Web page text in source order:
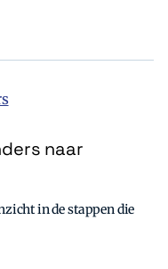
naar
in de stappen die